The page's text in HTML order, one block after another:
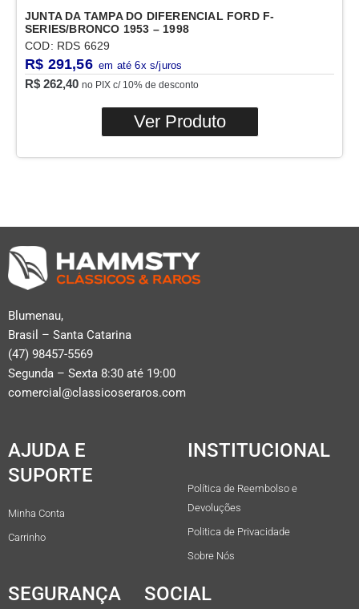
JUNTA DA TAMPA DO DIFERENCIAL FORD F-
SERIES/BRONCO 1953 – 1998
COD: RDS 6629
R$ 291,56
R$ 262,40 no PIX c/ 10% de desconto
Ver Produto
Blumenau,
Brasil – Santa Catarina
(47) 98457-5569
Segunda – Sexta 8:30 até 19:00
comercial@classicoseraros.com
AJUDA E
SUPORTE
Minha Conta
Carrinho
INSTITUCIONAL
Política de Reembolso e
Devoluções
Politica de Privacidade
Sobre Nós
SEGURANÇA SOCIAL